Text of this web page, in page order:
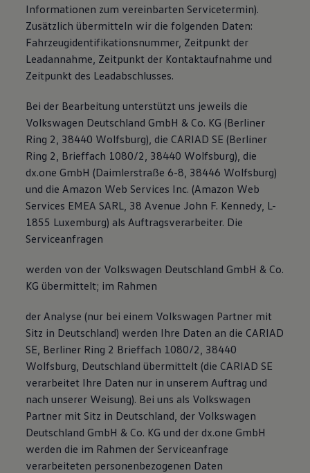
Informationen zum vereinbarten Servicetermin).
Zusätzlich übermitteln wir die folgenden Daten:
Fahrzeugidentifikationsnummer, Zeitpunkt der
Leadannahme, Zeitpunkt der Kontaktaufnahme und
Zeitpunkt des Leadabschlusses.
Bei der Bearbeitung unterstützt uns jeweils die
Volkswagen Deutschland GmbH & Co. KG (Berliner
Ring 2, 38440 Wolfsburg), die CARIAD SE (Berliner
Ring 2, Brieffach 1080/2, 38440 Wolfsburg), die
dx.one GmbH (Daimlerstraße 6-8, 38446 Wolfsburg)
und die Amazon Web Services Inc. (Amazon Web
Services EMEA SARL, 38 Avenue John F. Kennedy, L-
1855 Luxemburg) als Auftragsverarbeiter. Die
Serviceanfragen
werden von der Volkswagen Deutschland GmbH & Co.
KG übermittelt; im Rahmen
der Analyse (nur bei einem Volkswagen Partner mit
Sitz in Deutschland) werden Ihre Daten an die CARIAD
SE, Berliner Ring 2 Brieffach 1080/2, 38440
Wolfsburg, Deutschland übermittelt (die CARIAD SE
verarbeitet Ihre Daten nur in unserem Auftrag und
nach unserer Weisung). Bei uns als Volkswagen
Partner mit Sitz in Deutschland, der Volkswagen
Deutschland GmbH & Co. KG und der dx.one GmbH
werden die im Rahmen der Serviceanfrage
verarbeiteten personenbezogenen Daten